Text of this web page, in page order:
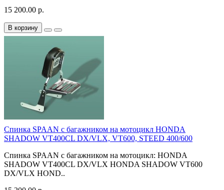
15 200.00 р.
В корзину
Спинка SPAAN с багажником на мотоцикл HONDA
SHADOW VT400CL DX/VLX, VT600, STEED 400/600
Спинка SPAAN с багажником на мотоцикл: HONDA
SHADOW VT400CL DX/VLX HONDA SHADOW VT600
DX/VLX HOND..